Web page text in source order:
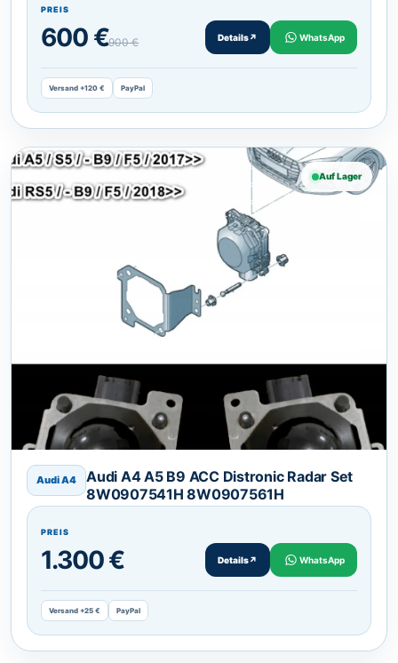
PREIS
600 €900 € Details↗ WhatsApp
Versand +120 € PayPal
Auf Lager
Audi A4
Audi A4 A5 B9 ACC Distronic Radar Set
8W0907541H 8W0907561H
PREIS
1.300 € Details↗ WhatsApp
Versand +25 € PayPal